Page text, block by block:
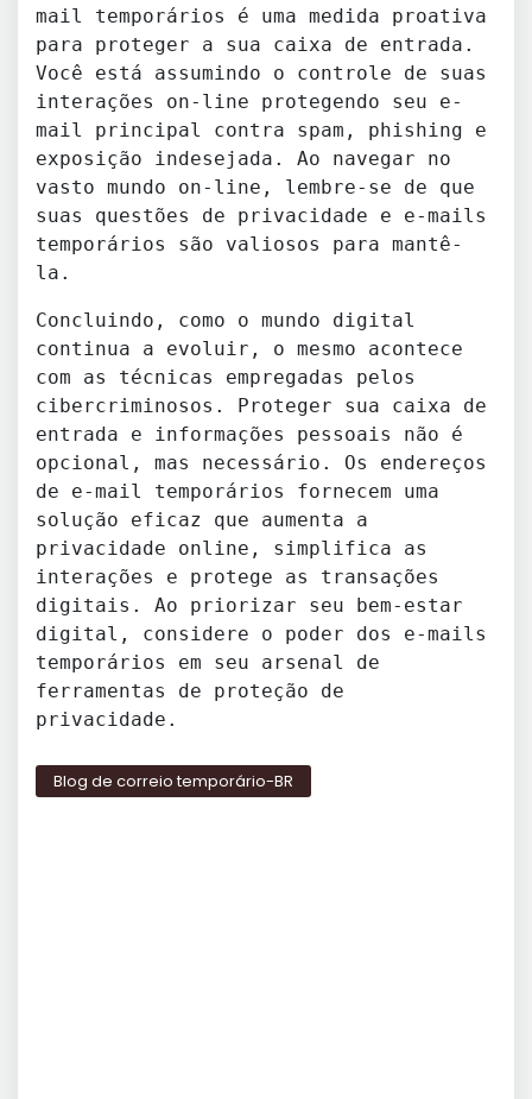
mail temporários é uma medida proativa
para proteger a sua caixa de entrada.
Você está assumindo o controle de suas
interações on-line protegendo seu e-
mail principal contra spam, phishing e
exposição indesejada. Ao navegar no
vasto mundo on-line, lembre-se de que
suas questões de privacidade e e-mails
temporários são valiosos para mantê-
la.
Concluindo, como o mundo digital
continua a evoluir, o mesmo acontece
com as técnicas empregadas pelos
cibercriminosos. Proteger sua caixa de
entrada e informações pessoais não é
opcional, mas necessário. Os endereços
de e-mail temporários fornecem uma
solução eficaz que aumenta a
privacidade online, simplifica as
interações e protege as transações
digitais. Ao priorizar seu bem-estar
digital, considere o poder dos e-mails
temporários em seu arsenal de
ferramentas de proteção de
privacidade.
Blog de correio temporário-BR